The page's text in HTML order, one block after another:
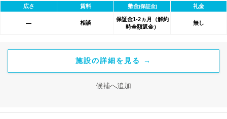
広さ 賃料 敷金(保証金) 礼金
― 相談
保証金1-2ヵ月（解約
時全額返金）
無し
施設の詳細を見る →
候補へ追加